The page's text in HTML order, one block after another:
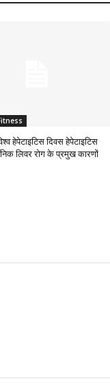
हेपेटाइटिस दिवस हेपेटाइटिस
लिवर रोग के प्रमुख कारणों